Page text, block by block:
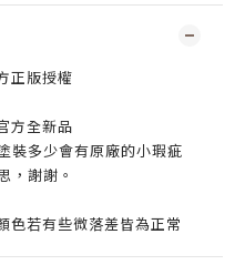
正版授權
方全新品
裝多少會有原廠的小瑕疵
，謝謝。
色若有些微落差皆為正常